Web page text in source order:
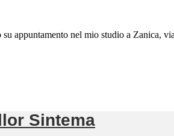
su appuntamento nel mio studio a Zanica,
Sintema